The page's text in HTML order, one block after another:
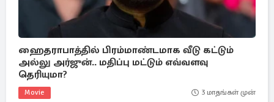
ஹைதராபாத்தில் பிரம்மாண்டமாக வீடு கட்டும்
அல்லு அர்ஜுன்.. மதிப்பு மட்டும் எவ்வளவு
தெரியுமா?
Movie 3 மாதங்கள் முன்